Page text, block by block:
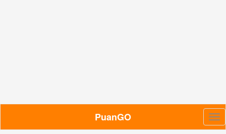
PuanGO